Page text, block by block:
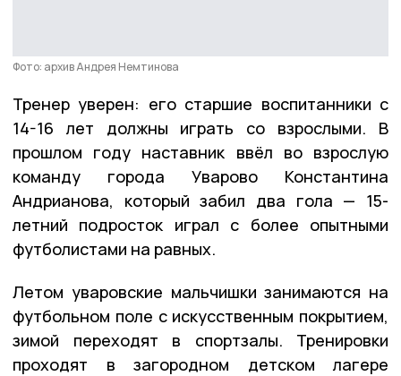
Фото: архив Андрея Немтинова
Тренер уверен: его старшие воспитанники с
14-16 лет должны играть со взрослыми. В
прошлом году наставник ввёл во взрослую
команду города Уварово Константина
Андрианова, который забил два гола — 15-
летний подросток играл с более опытными
футболистами на равных.
Летом уваровские мальчишки занимаются на
футбольном поле с искусственным покрытием,
зимой переходят в спортзалы. Тренировки
проходят в загородном детском лагере